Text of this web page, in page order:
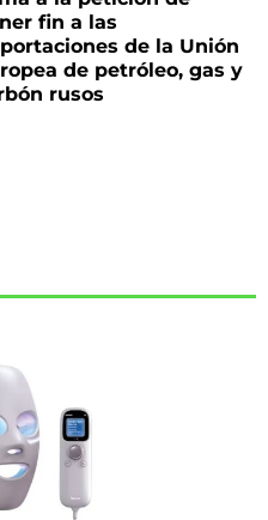
fin a las
de la Unión
de petróleo, gas y
rusos